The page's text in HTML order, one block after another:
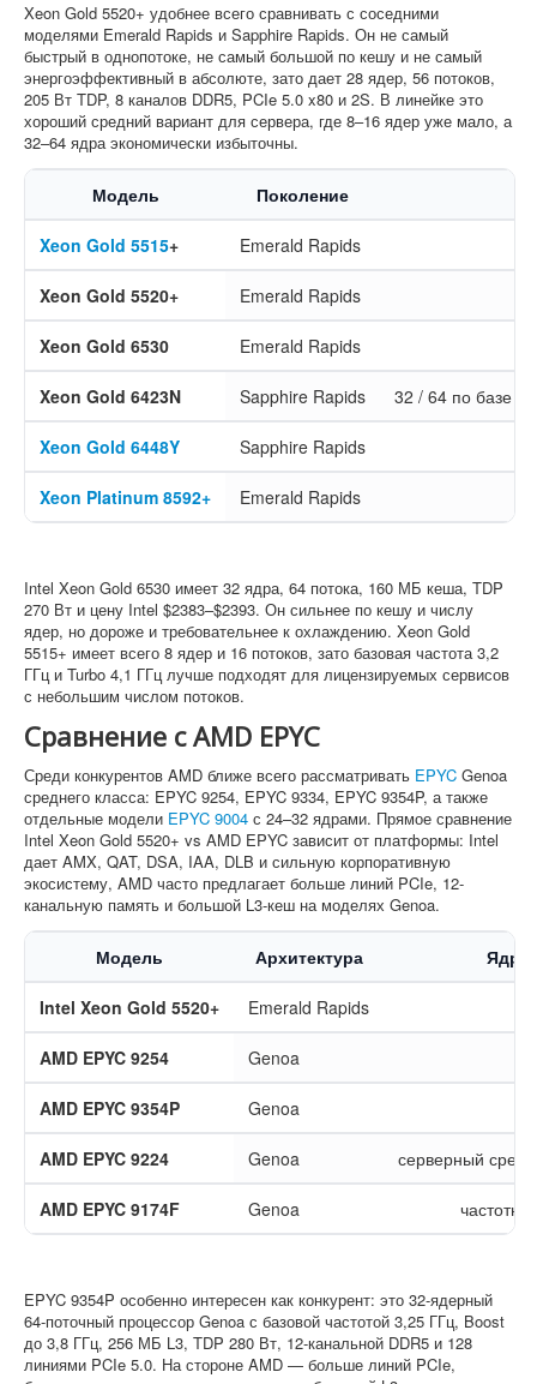
Xeon Gold 5520+ удобнее всего сравнивать с соседними
моделями Emerald Rapids и Sapphire Rapids. Он не самый
быстрый в однопотоке, не самый большой по кешу и не самый
энергоэффективный в абсолюте, зато дает 28 ядер, 56 потоков,
205 Вт TDP, 8 каналов DDR5, PCIe 5.0 x80 и 2S. В линейке это
хороший средний вариант для сервера, где 8–16 ядер уже мало, а
32–64 ядра экономически избыточны.
Модель Поколение
Xeon Gold 5515+ Emerald Rapids
Xeon Gold 5520+ Emerald Rapids
Xeon Gold 6530 Emerald Rapids
Xeon Gold 6423N Sapphire Rapids 32 / 64 по базе
Xeon Gold 6448Y Sapphire Rapids
Xeon Platinum 8592+ Emerald Rapids
Intel Xeon Gold 6530 имеет 32 ядра, 64 потока, 160 МБ кеша, TDP
270 Вт и цену Intel $2383–$2393. Он сильнее по кешу и числу
ядер, но дороже и требовательнее к охлаждению. Xeon Gold
5515+ имеет всего 8 ядер и 16 потоков, зато базовая частота 3,2
ГГц и Turbo 4,1 ГГц лучше подходят для лицензируемых сервисов
с небольшим числом потоков.
Сравнение с AMD EPYC
Среди конкурентов AMD ближе всего рассматривать EPYC Genoa
среднего класса: EPYC 9254, EPYC 9334, EPYC 9354P, а также
отдельные модели EPYC 9004 с 24–32 ядрами. Прямое сравнение
Intel Xeon Gold 5520+ vs AMD EPYC зависит от платформы: Intel
дает AMX, QAT, DSA, IAA, DLB и сильную корпоративную
экосистему, AMD часто предлагает больше линий PCIe, 12-
канальную память и большой L3-кеш на моделях Genoa.
Модель Архитектура Ядра
Intel Xeon Gold 5520+ Emerald Rapids
AMD EPYC 9254 Genoa
AMD EPYC 9354P Genoa
AMD EPYC 9224 Genoa серверный
AMD EPYC 9174F Genoa
EPYC 9354P особенно интересен как конкурент: это 32-ядерный
64-поточный процессор Genoa с базовой частотой 3,25 ГГц, Boost
до 3,8 ГГц, 256 МБ L3, TDP 280 Вт, 12-канальной DDR5 и 128
линиями PCIe 5.0. На стороне AMD — больше линий PCIe,